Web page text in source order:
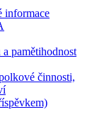
informace
pamětihodnost
činnosti,